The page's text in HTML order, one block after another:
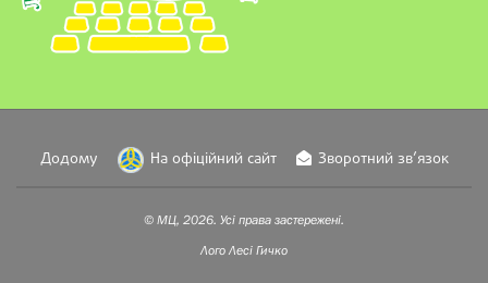
Додому На офіційний сайт Зворотний зв’язок
© МЦ, 2026. Усі права застережені.
Лого Лесі Гичко